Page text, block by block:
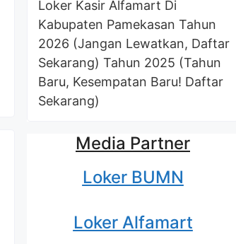
Loker Kasir Alfamart Di
Kabupaten Pamekasan Tahun
2026 (Jangan Lewatkan, Daftar
Sekarang) Tahun 2025 (Tahun
Baru, Kesempatan Baru! Daftar
Sekarang)
Media Partner
Loker BUMN
Loker Alfamart